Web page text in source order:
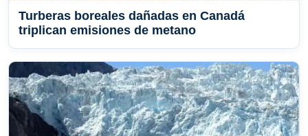
Turberas boreales dañadas en Canadá
triplican emisiones de metano